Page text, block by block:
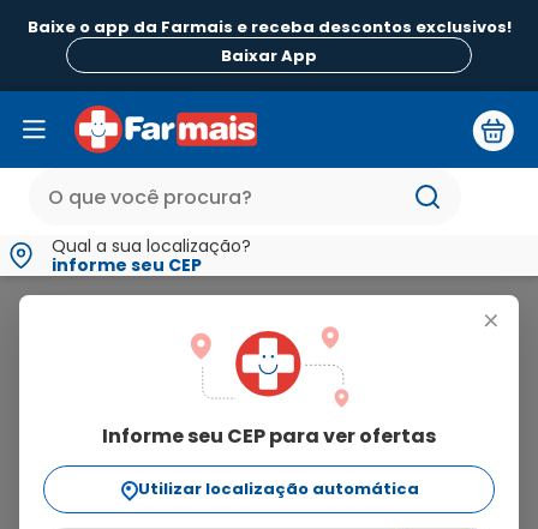
Baixe o app da Farmais e receba descontos exclusivos!
Baixar App
Qual a sua localização?
informe seu CEP
+
Informe seu CEP para ver ofertas
Utilizar localização automática
medi
Ordenar Por
relevância